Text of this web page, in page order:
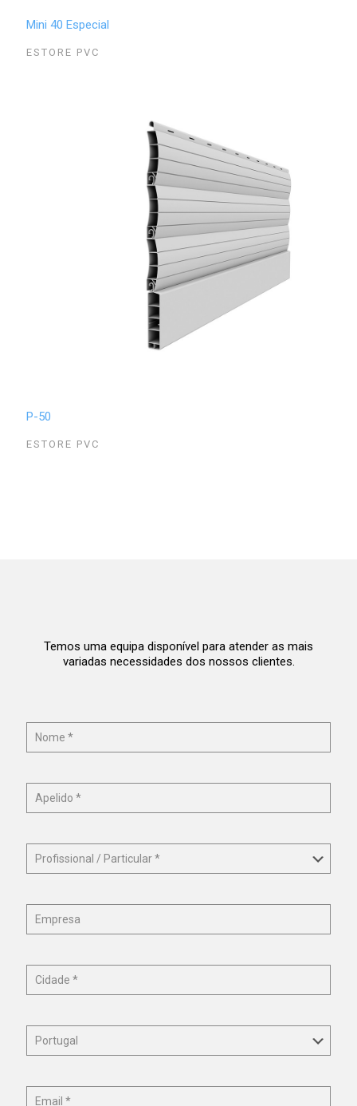
Mini 40 Especial
ESTORE PVC
Ver Detalhe
P-50
ESTORE PVC
Temos uma equipa disponível para atender as mais
variadas necessidades dos nossos clientes.